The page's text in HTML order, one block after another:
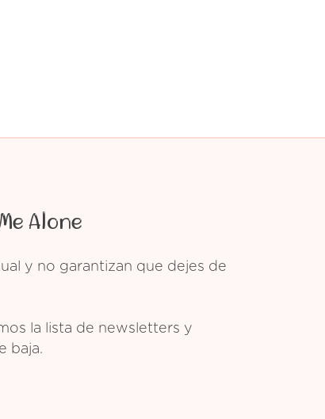
Alone
y no garantizan que dejes de
la lista de newsletters y
baja.